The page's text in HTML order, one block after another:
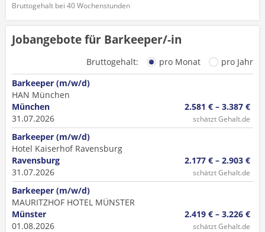
Bruttogehalt bei 40 Wochenstunden
Jobangebote für Barkeeper/-in
Bruttogehalt: pro Monat
pro Jahr
Barkeeper (m/w/d)
HAN München
München
31.07.2026
2.581 € – 3.387 €
schätzt Gehalt.de
Barkeeper (m/w/d)
Hotel Kaiserhof Ravensburg
Ravensburg
31.07.2026
2.177 € – 2.903 €
schätzt Gehalt.de
Barkeeper (m/w/d)
MAURITZHOF HOTEL MÜNSTER
Münster
01.08.2026
2.419 € – 3.226 €
schätzt Gehalt.de